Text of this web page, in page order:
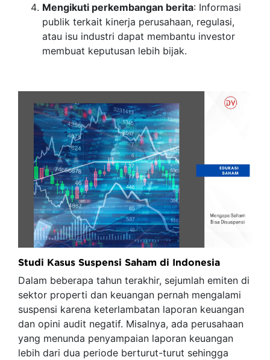
Mengikuti perkembangan berita: Informasi
publik terkait kinerja perusahaan, regulasi,
atau isu industri dapat membantu investor
membuat keputusan lebih bijak.
Studi Kasus Suspensi Saham di Indonesia
Dalam beberapa tahun terakhir, sejumlah emiten di
sektor properti dan keuangan pernah mengalami
suspensi karena keterlambatan laporan keuangan
dan opini audit negatif. Misalnya, ada perusahaan
yang menunda penyampaian laporan keuangan
lebih dari dua periode berturut-turut sehingga